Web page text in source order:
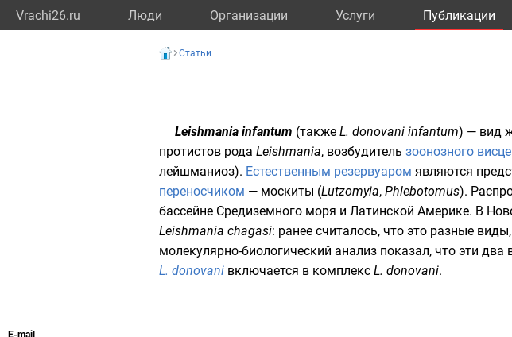
Vrachi26.ru Люди Организации Услуги Публикации
Статьи
Leishmania infantum (также L. donovani infantum) — вид
протистов рода Leishmania, возбудитель зоонозного
лейшманиоз). Естественным резервуаром являются
переносчиком — москиты (Lutzomyia, Phlebotomus).
бассейне Средиземного моря и Латинской Америке. В
Leishmania chagasi: ранее считалось, что это разные
молекулярно-биологический анализ показал, что эти
L. donovani включается в комплекс L. donovani.